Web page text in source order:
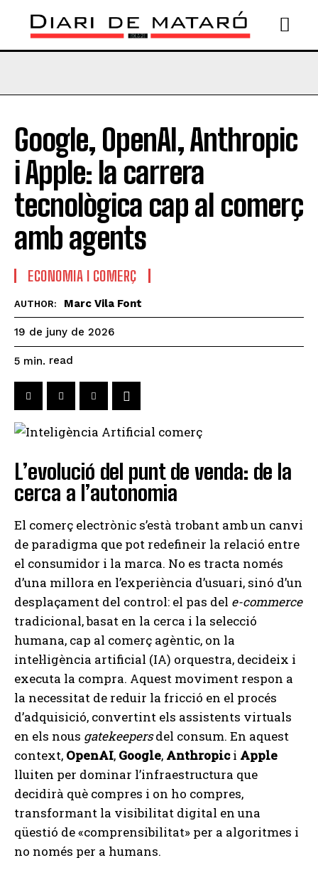
Google, OpenAI, Anthropic
i Apple: la carrera
tecnològica cap al comerç
amb agents
ECONOMIA I COMERÇ
AUTHOR: Marc Vila Font
19 de juny de 2026
5 min. read
L’evolució del punt de venda: de la
cerca a l’autonomia
El comerç electrònic s’està trobant amb un canvi
de paradigma que pot redefineir la relació entre
el consumidor i la marca. No es tracta només
d’una millora en l’experiència d’usuari, sinó d’un
desplaçament del control: el pas del e-commerce
tradicional, basat en la cerca i la selecció
humana, cap al comerç agèntic, on la
intel·ligència artificial (IA) orquestra, decideix i
executa la compra. Aquest moviment respon a
la necessitat de reduir la fricció en el procés
d’adquisició, convertint els assistents virtuals
en els nous gatekeepersdel consum. En aquest
context, OpenAI, Google, Anthropici Apple
lluiten per dominar l’infraestructura que
decidirà què compres i on ho compres,
transformant la visibilitat digital en una
qüestió de «comprensibilitat» per a algoritmes i
no només per a humans.